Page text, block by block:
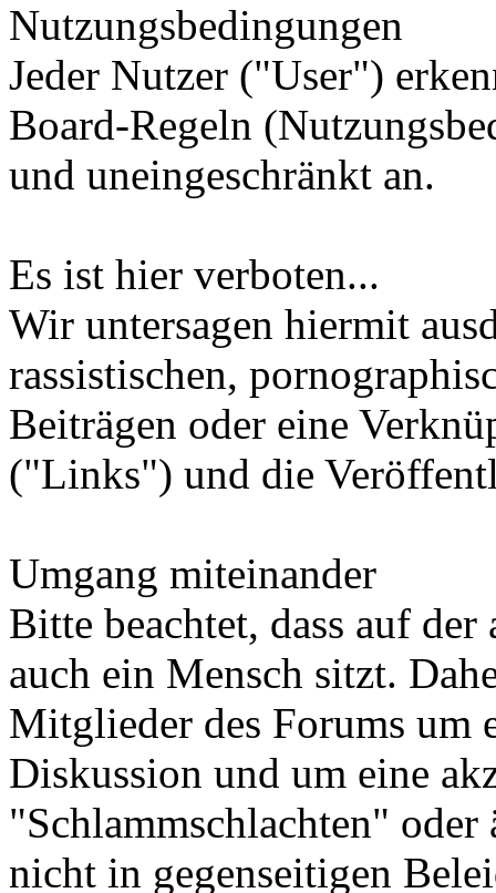
Nutzungsbedingungen
Jeder Nutzer ("User")
Board-Regeln
und uneingeschränkt an.
Es ist hier verboten...
Wir untersagen hiermit
rassistischen,
Beiträgen oder eine
("Links") und die
Umgang miteinander
Bitte beachtet, dass auf
auch ein Mensch sitzt.
Mitglieder des Forums um
Diskussion und um eine
"Schlammschlachten"
nicht in gegenseitigen